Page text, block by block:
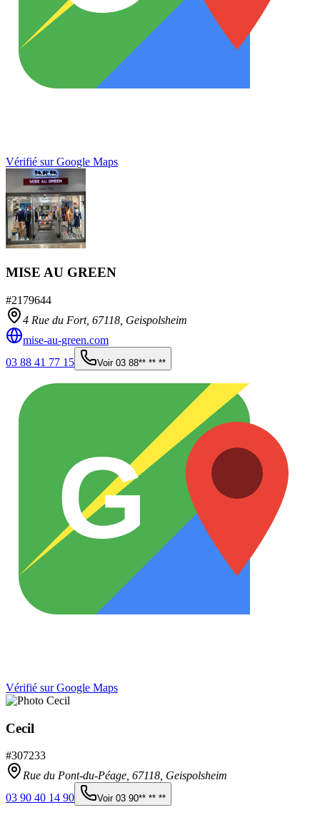
Vérifié sur Google Maps
MISE AU GREEN
#2179644
4 Rue du Fort, 67118 Geispolsheim
mise-au-green.com
03 88 41 77 15
Voir 03 88** ** **
G
Vérifié sur Google Maps
Cecil
#307233
Rue du Pont-du-Péage, 67118 Geispolsheim
03 90 40 14 90
Voir 03 90** ** **